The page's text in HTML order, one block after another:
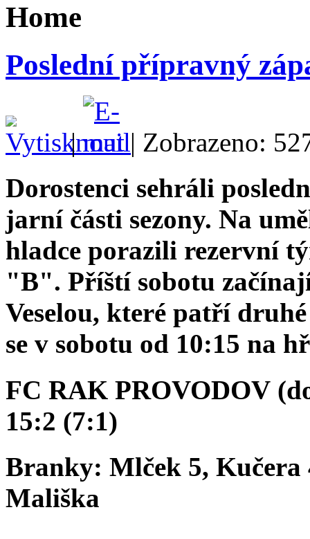
Home
Poslední přípravný
|
| Zobrazeno:
Dorostenci sehráli
jarní části sezony. Na
hladce porazili rezervní
"B". Příští sobotu
Veselou, které patří
se v sobotu od 10:15 na
FC RAK PROVODOV
15:2 (7:1)
Branky: Mlček 5,
Mališka